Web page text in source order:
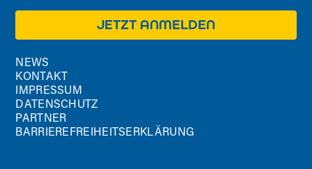
JETZT ANMELDEN
NEWS
KONTAKT
IMPRESSUM
DATENSCHUTZ
PARTNER
BARRIEREFREIHEITSERKLÄRUNG